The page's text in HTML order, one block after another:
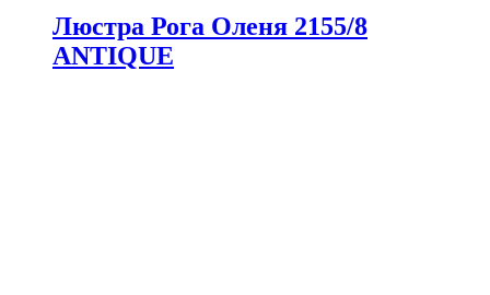
Люстра Рога Оленя 2155/8
ANTIQUE